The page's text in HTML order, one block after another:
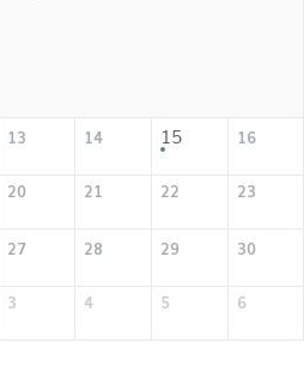
13 14 15 16
20 21 22 23
27 28 29 30
3 4 5 6